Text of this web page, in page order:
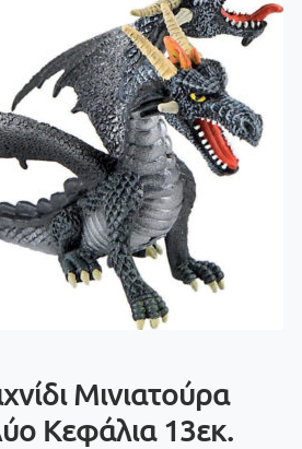
🔍
Μινιατούρα
Κεφάλια 13εκ.